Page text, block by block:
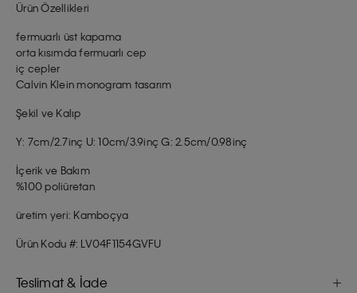
Ürün Özellikleri
fermuarlı üst kapama
orta kısımda fermuarlı cep
iç cepler
Calvin Klein monogram tasarım
Şekil ve Kalıp
Y: 7cm/2.7inç U: 10cm/3.9inç G: 2.5cm/0.98inç
İçerik ve Bakım
%100 poliüretan
üretim yeri: Kamboçya
Ürün Kodu #: LV04F1154GVFU
Teslimat & İade